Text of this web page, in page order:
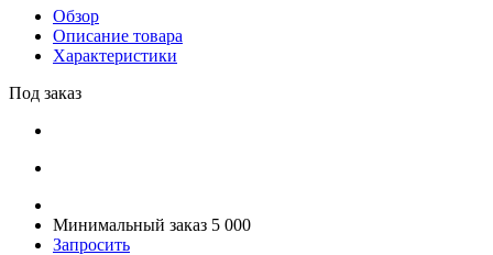
Обзор
Описание товара
Характеристики
Под заказ
Минимальный заказ 5 000
Запросить